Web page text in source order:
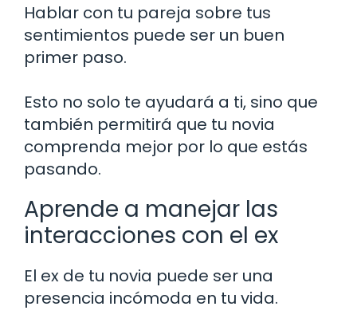
Hablar con tu pareja sobre tus
sentimientos puede ser un buen
primer paso.
Esto no solo te ayudará a ti, sino que
también permitirá que tu novia
comprenda mejor por lo que estás
pasando.
Aprende a manejar las
interacciones con el ex
El ex de tu novia puede ser una
presencia incómoda en tu vida.